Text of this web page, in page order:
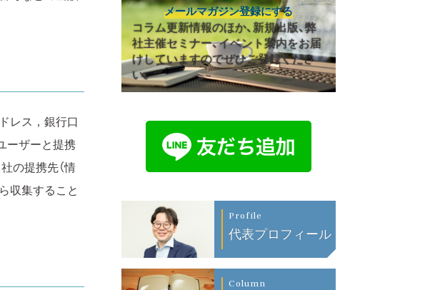
レス，銀行口
ーザーと提携
の提携先（情
収集すること
メールマガジン登録にする
コラム更新情報のほか、新規出版、弊
社主催セミナー、イベント案内をお届
けしていますのでぜひご登録くださ
い。
Profile
代表プロフィール
Column